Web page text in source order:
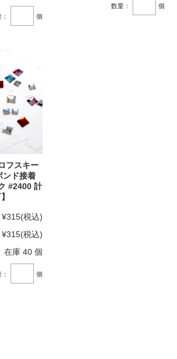
個
数量： 個
フスキー
ンド接着
#2400 計
¥315(税込)
¥315(税込)
在庫 40 個
個